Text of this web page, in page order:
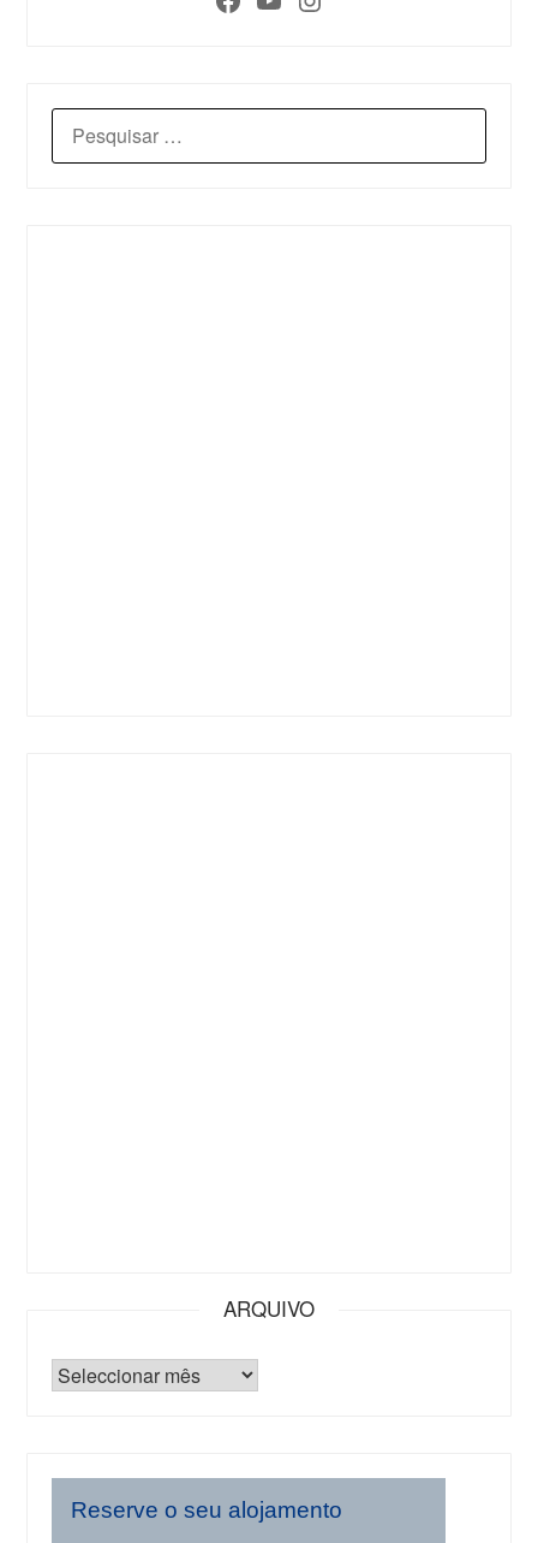
ARQUIVO
Reserve o seu alojamento